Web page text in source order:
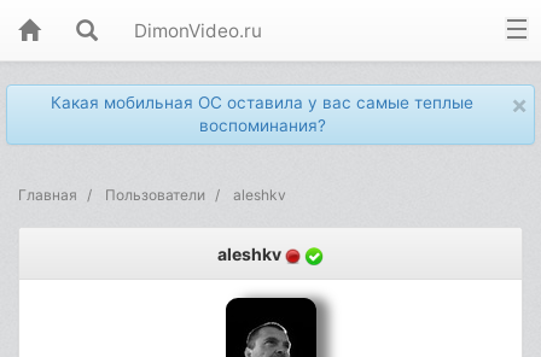
DimonVideo.ru
×
Какая мобильная ОС оставила у вас самые теплые
воспоминания?
Главная Пользователи aleshkv
aleshkv